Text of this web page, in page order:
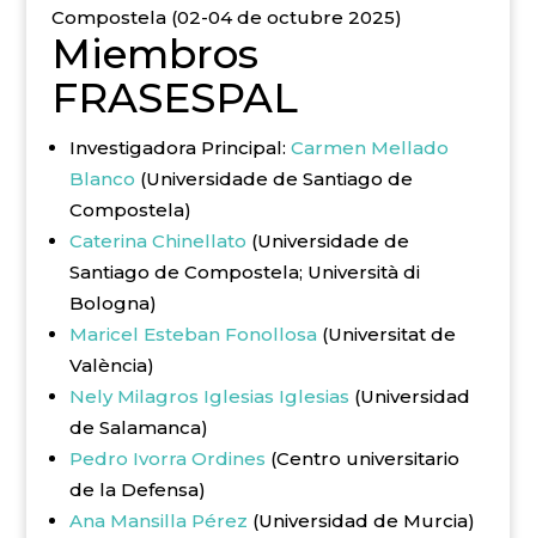
Compostela (02-04 de octubre 2025)
Miembros
FRASESPAL
Investigadora Principal: Carmen Mellado
Blanco (Universidade de Santiago de
Compostela)
Caterina Chinellato (Universidade de
Santiago de Compostela; Università di
Bologna)
Maricel Esteban Fonollosa (Universitat de
València)
Nely Milagros Iglesias Iglesias (Universidad
de Salamanca)
Pedro Ivorra Ordines (Centro universitario
de la Defensa)
Ana Mansilla Pérez (Universidad de Murcia)